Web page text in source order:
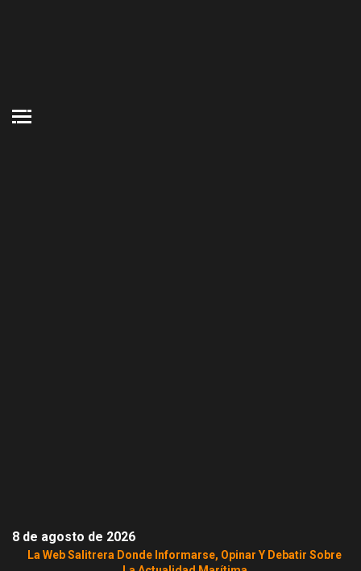
8 de agosto de 2026
La Web Salitrera Donde Informarse, Opinar Y Debatir Sobre